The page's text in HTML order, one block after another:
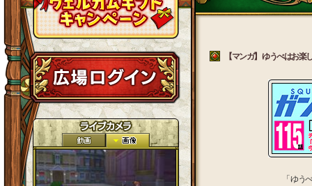
【マンガ】 ゆうべはお
「 ゆう